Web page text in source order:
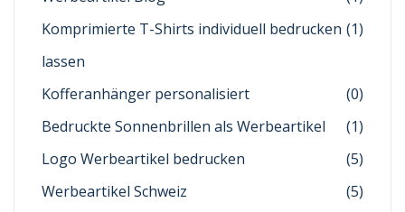
Komprimierte T-Shirts individuell bedrucken
lassen
(1)
Kofferanhänger personalisiert
(0)
Bedruckte Sonnenbrillen als Werbeartikel
(1)
Logo Werbeartikel bedrucken
(5)
Werbeartikel Schweiz
(5)